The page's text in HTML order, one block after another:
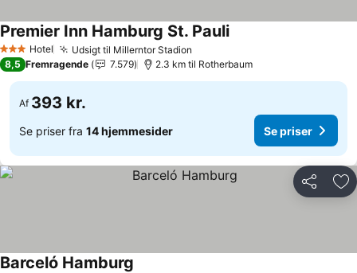
3 StjernerHotel Udsigt til Millerntor Stadion
Premier Inn Hamburg St. PauliSe priser
8,5 Fremragende 7.579 2.3 km til Rotherbaum
Af 393 kr.
Se priser fra 14 hjemmesider Se priser
Del
Barceló Hamburg